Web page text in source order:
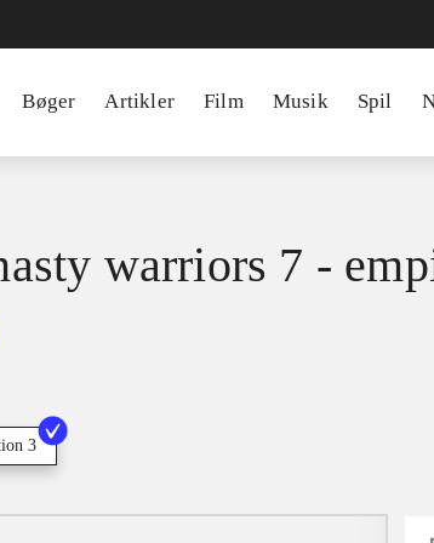
Bøger Artikler Film Musik Spil
warriors 7 -
3